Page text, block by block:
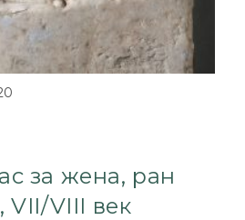
за жена, ран
VII/VIII век